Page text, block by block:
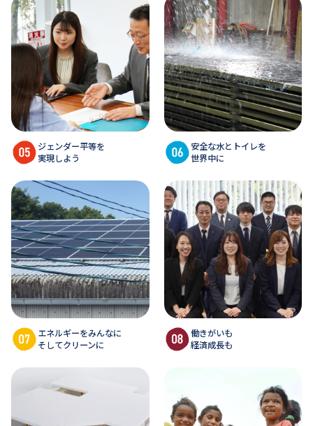
ジェンダー平等を
実現しよう
安全な水とトイレを
世界中に
エネルギーをみんなに
そしてクリーンに
働きがいも
経済成長も